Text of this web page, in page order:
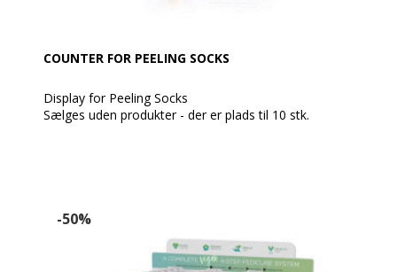
COUNTER FOR PEELING SOCKS
Display for Peeling Socks
Sælges uden produkter - der er plads til 10 stk.
-50%